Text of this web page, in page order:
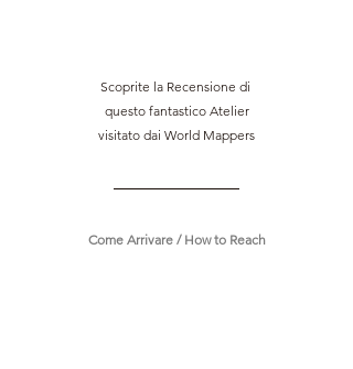
Scoprite la Recensione di
questo fantastico Atelier
visitato dai World Mappers
Come Arrivare / How to Reach